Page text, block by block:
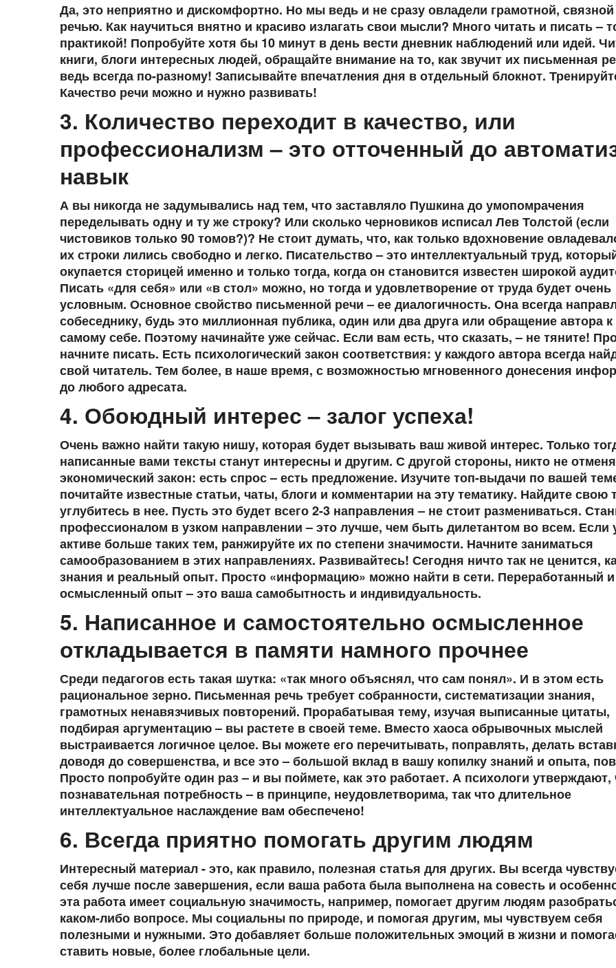
Да, это неприятно и дискомфортно. Но мы ведь и не сразу овладели грамотной, связной
речью. Как научиться внятно и красиво излагать свои мысли? Много читать и писать –
практикой! Попробуйте хотя бы 10 минут в день вести дневник наблюдений или идей.
книги, блоги интересных людей, обращайте внимание на то, как звучит их письменная
ведь всегда по-разному! Записывайте впечатления дня в отдельный блокнот.
Качество речи можно и нужно развивать!
3. Количество переходит в качество, или
профессионализм – это отточенный до
навык
А вы никогда не задумывались над тем, что заставляло Пушкина до умопомрачения
переделывать одну и ту же строку? Или сколько черновиков исписал Лев Толстой (если
чистовиков только 90 томов?)? Не стоит думать, что, как только вдохновение
их строки лились свободно и легко. Писательство – это интеллектуальный труд,
окупается сторицей именно и только тогда, когда он становится известен широкой
Писать «для себя» или «в стол» можно, но тогда и удовлетворение от труда будет очень
условным. Основное свойство письменной речи – ее диалогичность. Она всегда
собеседнику, будь это миллионная публика, один или два друга или обращение автора к
самому себе. Поэтому начинайте уже сейчас. Если вам есть, что сказать, – не тяните!
начните писать. Есть психологический закон соответствия: у каждого автора всегда
свой читатель. Тем более, в наше время, с возможностью мгновенного донесения
до любого адресата.
4. Обоюдный интерес – залог успеха!
Очень важно найти такую нишу, которая будет вызывать ваш живой интерес. Только
написанные вами тексты станут интересны и другим. С другой стороны, никто не
экономический закон: есть спрос – есть предложение. Изучите топ-выдачи по вашей
почитайте известные статьи, чаты, блоги и комментарии на эту тематику. Найдите свою
углубитесь в нее. Пусть это будет всего 2-3 направления – не стоит размениваться.
профессионалом в узком направлении – это лучше, чем быть дилетантом во всем. Если
активе больше таких тем, ранжируйте их по степени значимости. Начните заниматься
самообразованием в этих направлениях. Развивайтесь! Сегодня ничто так не ценится,
знания и реальный опыт. Просто «информацию» можно найти в сети. Переработанный и
осмысленный опыт – это ваша самобытность и индивидуальность.
5. Написанное и самостоятельно осмысленное
откладывается в памяти намного прочнее
Среди педагогов есть такая шутка: «так много объяснял, что сам понял». И в этом есть
рациональное зерно. Письменная речь требует собранности, систематизации знания,
грамотных ненавязчивых повторений. Прорабатывая тему, изучая выписанные цитаты,
подбирая аргументацию – вы растете в своей теме. Вместо хаоса обрывочных мыслей
выстраивается логичное целое. Вы можете его перечитывать, поправлять, делать
доводя до совершенства, и все это – большой вклад в вашу копилку знаний и опыта,
Просто попробуйте один раз – и вы поймете, как это работает. А психологи утверждают,
познавательная потребность – в принципе, неудовлетворима, так что длительное
интеллектуальное наслаждение вам обеспечено!
6. Всегда приятно помогать другим людям
Интересный материал - это, как правило, полезная статья для других. Вы всегда
себя лучше после завершения, если ваша работа была выполнена на совесть и
эта работа имеет социальную значимость, например, помогает другим людям
каком-либо вопросе. Мы социальны по природе, и помогая другим, мы чувствуем себя
полезными и нужными. Это добавляет больше положительных эмоций в жизни и
ставить новые, более глобальные цели.